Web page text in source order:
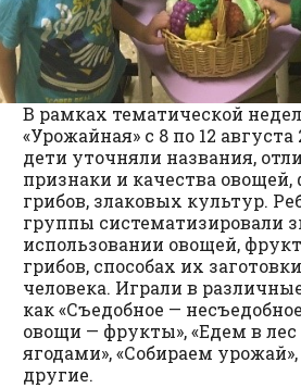
В рамках тематической
«Урожайная» с 8 по 12 августа
дети уточняли названия,
признаки и качества овощей,
грибов, злаковых культур.
группы систематизировали
использовании овощей,
грибов, способах их
человека. Играли в
как «Съедобное —
овощи — фрукты», «Едем в
ягодами», «Собираем урожай»,
другие.